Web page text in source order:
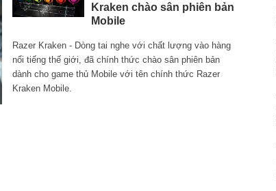
Kraken chào sân phiên bản
Mobile
Razer Kraken - Dòng tai nghe với chất lượng vào hàng
nổi tiếng thế giới, đã chính thức chào sân phiên bản
dành cho game thủ Mobile với tên chính thức Razer
Kraken Mobile.